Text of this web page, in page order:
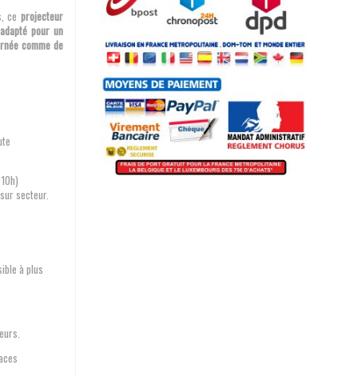
ce projecteur
pour un
comme de
secteur.
à plus